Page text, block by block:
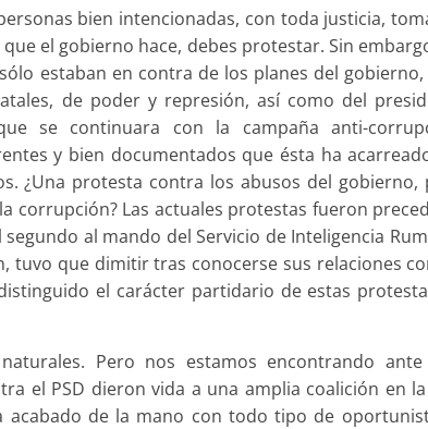
bien intencionadas, con toda justicia,
el gobierno hace, debes protestar. Sin
estaban en contra de los planes del gobierno,
de poder y represión, así como del
se continuara con la campaña anti-
y bien documentados que ésta ha
¿Una protesta contra los abusos del gobierno,
corrupción? Las actuales protestas fueron
al mando del Servicio de Inteligencia
tuvo que dimitir tras conocerse sus relaciones
el carácter partidario de estas
Pero nos estamos encontrando ante
el PSD dieron vida a una amplia coalición en
acabado de la mano con todo tipo de